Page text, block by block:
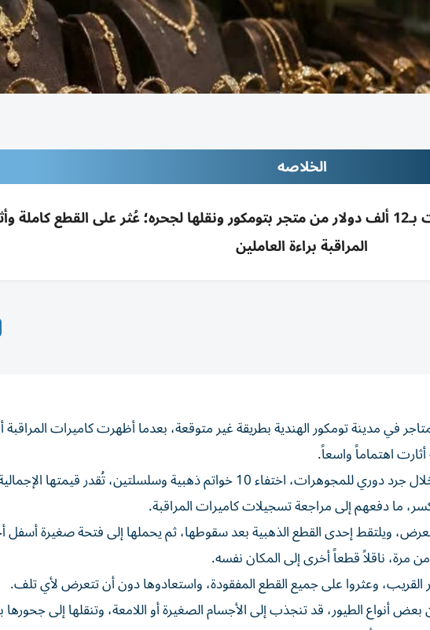
الخلاصه
كاميرات تفضح فأراً سرق مجوهرات بـ12 ألف دولار من متجر بتومكور ونقلها لجحره؛ عُثر على القطع
المراقبة براءة العاملين
في مدينة تومكور الهندية بطريقة غير متوقعة، بعدما أظهرت كاميرات المراقبة
اهتماماً واسعاً.
ما دفعهم إلى مراجعة تسجيلات كاميرات المراقبة.
ويلتقط إحدى القطع الذهبية بعد سقوطها، ثم يحملها إلى فتحة صغيرة أسفل
مرة، ناقلاً قطعاً أخرى إلى المكان نفسه.
وعثروا على جميع القطع المفقودة، واستعادوها دون أن تتعرض لأي تلف.
أنواع الطيور، قد تنجذب إلى الأجسام الصغيرة أو اللامعة، وتنقلها إلى جحورها